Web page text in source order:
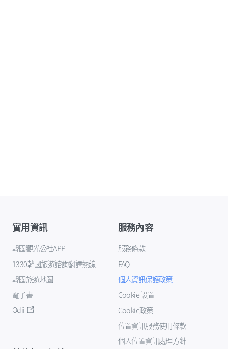
實用資訊
韓國觀光公社APP
1330韓國旅遊諮詢翻譯熱線
韓國旅遊地圖
電子書
Odii
服務內容
服務條款
FAQ
個人資訊保護政策
Cookie 設置
Cookie政策
位置資訊服務使用條款
個人位置資訊處理方針